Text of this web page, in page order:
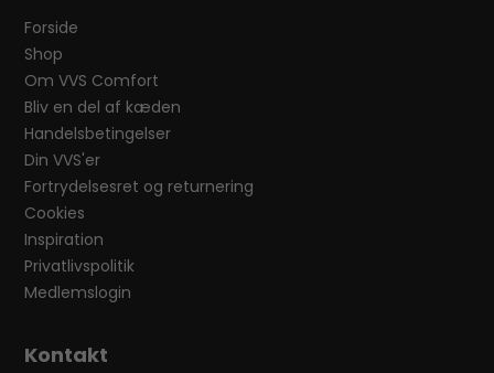
Forside
Shop
Om VVS Comfort
Bliv en del af kæden
Handelsbetingelser
Din VVS'er
Fortrydelsesret og returnering
Cookies
Inspiration
Privatlivspolitik
Medlemslogin